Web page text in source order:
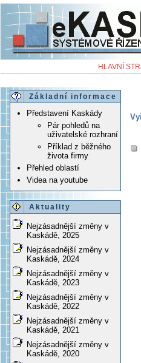
HLAVNÍ
Základní informace
Představení Kaskády
Pár pohledů na
uživatelské rozhraní
Příklad z běžného
života firmy
Přehled oblastí
Videa na youtube
Aktuality
Nejzásadnější změny v
Kaskádě, 2025
Nejzásadnější změny v
Kaskádě, 2024
Nejzásadnější změny v
Kaskádě, 2023
Nejzásadnější změny v
Kaskádě, 2022
Nejzásadnější změny v
Kaskádě, 2021
Nejzásadnější změny v
Kaskádě, 2020